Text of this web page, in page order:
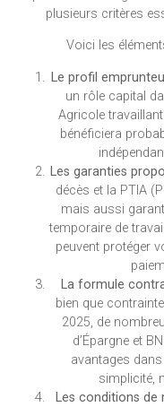
plusieurs critères
Voici les
Le profil
un rôle capital
Agricole
bénéficiera
Les garanties
décès et la PTIA
mais aussi
temporaire de
peuvent protéger
La formule
bien que
2025, de
d’Épargne et
avantages
simplicité,
Les conditions